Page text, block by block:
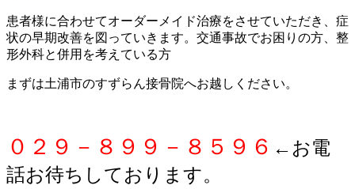
患者様に合わせてオーダーメイド治療をさせていただき、症
状の早期改善を図っていきます。交通事故でお困りの方、整
形外科と併用を考えている方
まずは土浦市のすずらん接骨院へお越しください。
０２９－８９９－８５９６ ←お電
話お待ちしております。